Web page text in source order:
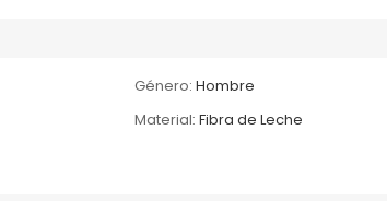
Género: Hombre
Material: Fibra de Leche